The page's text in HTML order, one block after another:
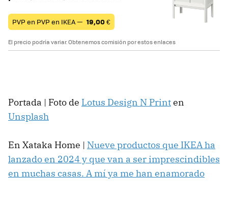
PVP en PVP en IKEA — 19,00€
El precio podría variar. Obtenemos comisión por estos enlaces
Portada | Foto de Lotus Design N Printen
Unsplash
En Xataka Home | Nueve productos que IKEA ha
lanzado en 2024 y que van a ser imprescindibles
en muchas casas. A mí ya me han enamorado